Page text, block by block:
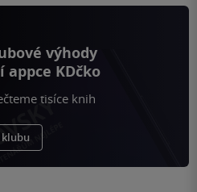
výhody
appce KDčko
tisíce knih
klubu